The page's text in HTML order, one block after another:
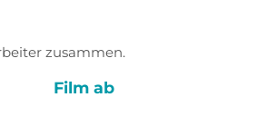
zusammen.
Film ab